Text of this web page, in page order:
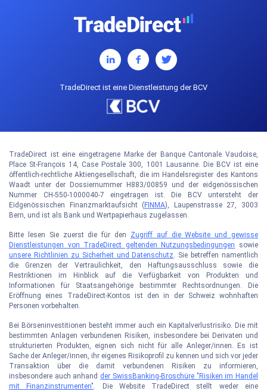
TradeDirect ist eine Dienstleistung der BCV
TradeDirect ist eine eingetragene Marke der Banque Cantonale Vaudoise,
Place St-François 14, Case Postale 300, 1001 Lausanne. Die BCV ist eine
öffentlich-rechtliche Aktiengesellschaft, die im Handelsregister des Kantons
Waadt unter der Dossiernummer H883/00859 und der eidgenössischen
Nummer CH-550-1000040-7 eingetragen ist. Die BCV untersteht der
Eidgenössischen Finanzmarktaufsicht (FINMA), Laupenstrasse 27, 3003
Bern, und ist als Bank und Wertpapierhaus zugelassen.
Bitte lesen Sie zuerst die für den Zugriff auf die Website und gewisse
Dienstleistungen von TradeDirect geltenden Nutzungsbedingungen
sowie
unsere Richtlinien zu Sicherheit und Datenschutz. Sie betreffen namentlich
die Grenzen der Vertraulichkeit, den Haftungsausschluss sowie die
Restriktionen im Hinblick auf die Verfügbarkeit von Produkten und
Informationen für Staatsangehörige bestimmter Rechtsordnungen. Die
Eröffnung eines TradeDirect-Kontos ist den in der Schweiz wohnhaften
Personen vorbehalten.
Bei Börseninvestitionen besteht immer auch ein Kapitalverlustrisiko. Die mit
bestimmten Anlagen verbundenen Risiken, insbesondere bei Derivaten und
strukturierten Produkten, eignen sich nicht für alle Anleger/innen. Es ist
Sache der Anleger/innen, ihr eigenes Risikoprofil zu kennen und sich vor jeder
Transaktion über die damit verbundenen Risiken zu informieren,
insbesondere auch anhand der SwissBanking-Broschüre "Risiken im Handel
mit Finanzinstrumenten". Die Website TradeDirect stellt weder eine